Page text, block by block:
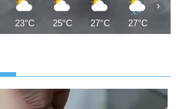
23°C 25°C 27°C 27°C
›